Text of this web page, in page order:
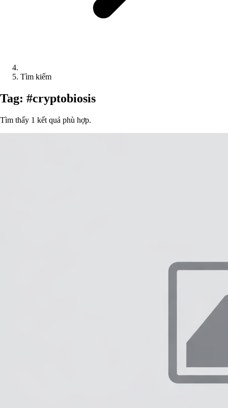
Tìm kiếm
Tag: #cryptobiosis
Tìm thấy 1 kết quả phù hợp.